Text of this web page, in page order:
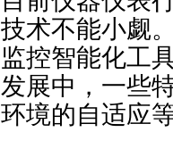
技术不能小觑
监控智能化工
发展中，一些
环境的自适应